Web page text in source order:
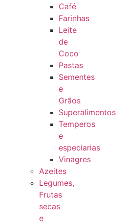
Café
Farinhas
Leite
de
Coco
Pastas
Sementes
e
Grãos
Superalimentos
Temperos
e
especiarias
Vinagres
Azeites
Legumes,
Frutas
secas
e